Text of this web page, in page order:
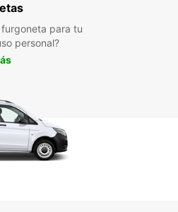
lugares
Augrabies Falls,
Orange o
locales y
región.
para tu
personal?